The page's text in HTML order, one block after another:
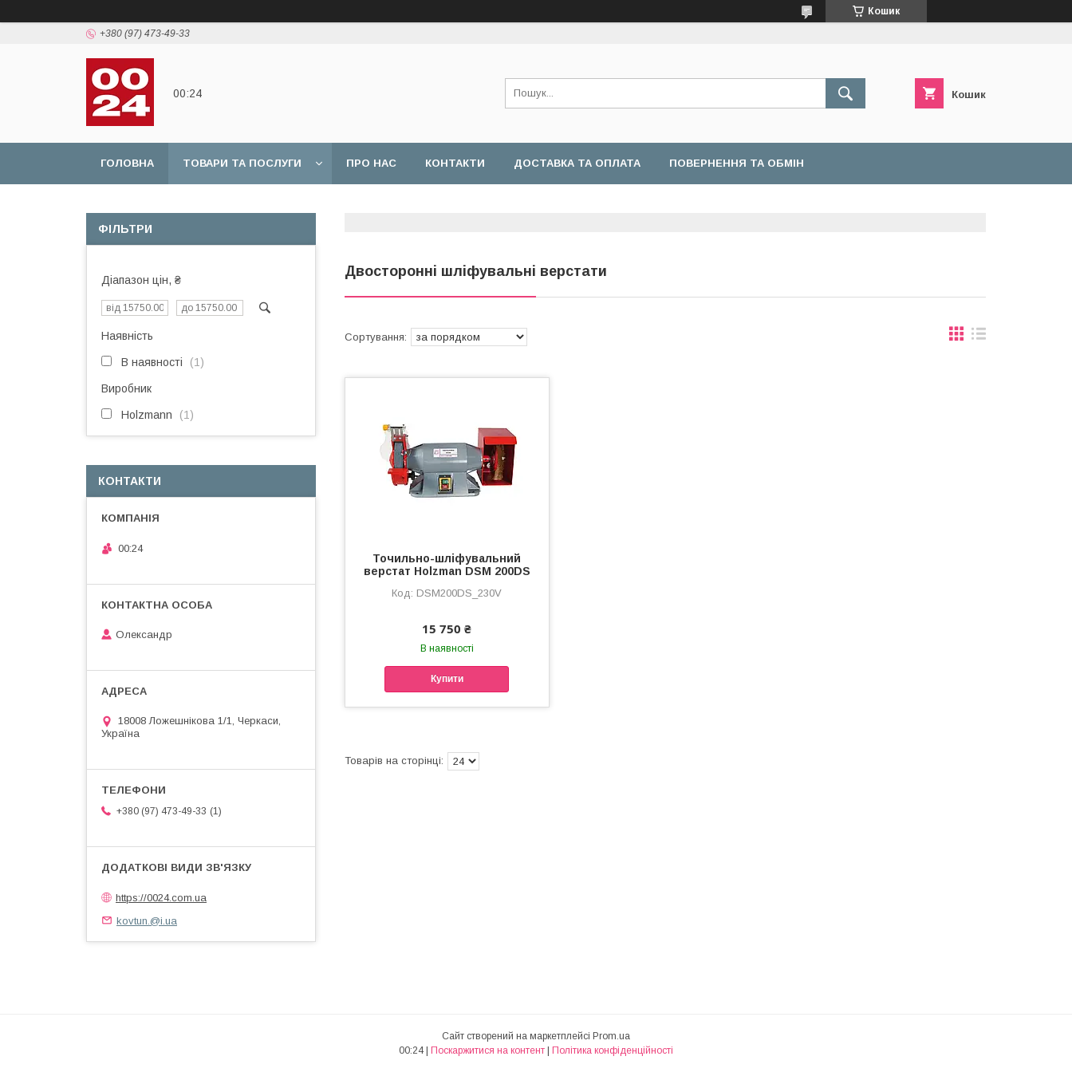
Кошик
+380 (97) 473-49-33
00:24 Кошик
ГОЛОВНА ТОВАРИ ТА ПОСЛУГИ ПРО НАС КОНТАКТИ ДОСТАВКА ТА ОПЛАТА ПОВЕРНЕННЯ ТА ОБМІН
Двосторонні шліфувальні верстати
Точильно-шліфувальний
верстат Holzman DSM 200DS
DSM200DS_230V
15 750 ₴
В наявності
Купити
ФІЛЬТРИ
Діапазон цін, ₴
Наявність
В наявності 1
Виробник
Holzmann 1
КОНТАКТИ
00:24
Олександр
18008 Ложешнікова 1/1, Черкаси,
Україна
+380 (97) 473-49-33 1
https://0024.com.ua
kovtun.@i.ua
Сайт створений на маркетплейсі Prom.ua
Поскаржитися на контент Політика конфіденційності